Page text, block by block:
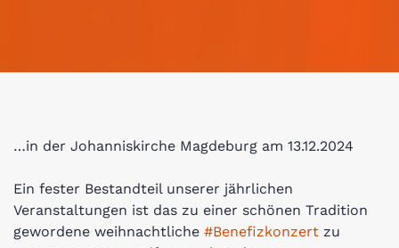
…in der Johanniskirche Magdeburg am 13.12.2024
Ein fester Bestandteil unserer jährlichen
Veranstaltungen ist das zu einer schönen Tradition
gewordene weihnachtliche #Benefizkonzert zu